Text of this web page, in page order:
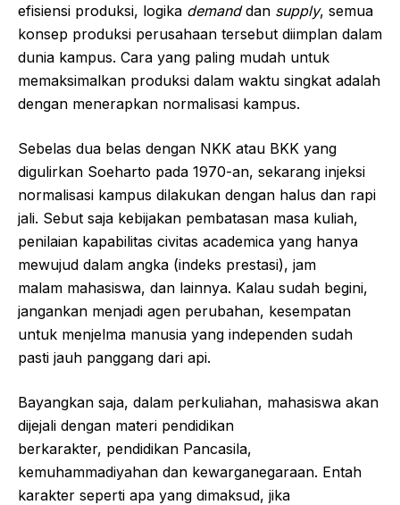
efisiensi produksi, logika demanddan supply, semua
konsep produksi perusahaan tersebut diimplan dalam
dunia kampus. Cara yang paling mudah untuk
memaksimalkan produksi dalam waktu singkat adalah
dengan menerapkan normalisasi kampus.
Sebelas dua belas dengan NKK atau BKK yang
digulirkan Soeharto pada 1970-an, sekarang injeksi
normalisasi kampus dilakukan dengan halus dan rapi
jali. Sebut saja kebijakan pembatasan masa kuliah,
penilaian kapabilitas civitas academica yang hanya
mewujud dalam angka (indeks prestasi), jam
malam mahasiswa, dan lainnya. Kalau sudah begini,
jangankan menjadi agen perubahan, kesempatan
untuk menjelma manusia yang independen sudah
pasti jauh panggang dari api.
Bayangkan saja, dalam perkuliahan, mahasiswa akan
dijejali dengan materi pendidikan
berkarakter, pendidikan Pancasila,
kemuhammadiyahan dan kewarganegaraan. Entah
karakter seperti apa yang dimaksud, jika